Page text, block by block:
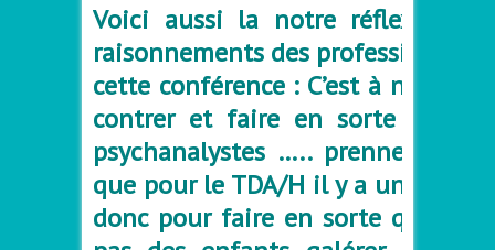
Voici aussi la notre réflexion
raisonnements des professionnels
cette conférence :C’est à notre
contrer et faire en sorte que
psychanalystes ….. prennent
que pour le TDA/H il y a un
donc pour faire en sorte qu’on